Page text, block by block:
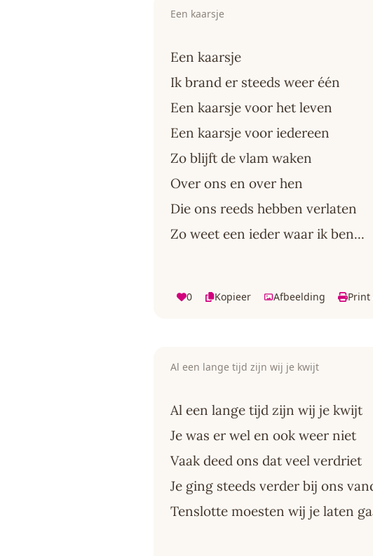
Een kaarsje
Een kaarsje
Ik brand er steeds weer één
Een kaarsje voor het leven
Een kaarsje voor iedereen
Zo blijft de vlam waken
Over ons en over hen
Die ons reeds hebben verlaten
Zo weet een ieder waar ik ben...
0 Kopieer Afbeelding
Al een lange tijd zijn wij je kwijt
Al een lange tijd zijn wij je kwijt
Je was er wel en ook weer niet
Vaak deed ons dat veel verdriet
Je ging steeds verder bij ons
Tenslotte moesten wij je laten